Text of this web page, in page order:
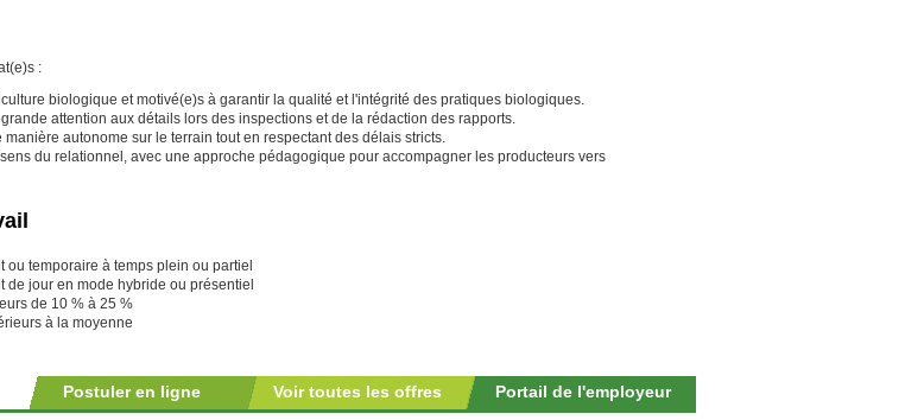
:
biologique et motivé(e)s à garantir la qualité et l'intégrité des pratiques biologiques.
attention aux détails lors des inspections et de la rédaction des rapports.
autonome sur le terrain tout en respectant des délais stricts.
sens du relationnel, avec une approche pédagogique pour accompagner les producteurs vers
ou temporaire à temps plein ou partiel
de jour en mode hybride ou présentiel
de 10 % à 25 %
à la moyenne
Portail de l'employeur
Voir toutes les offres
Postuler en ligne